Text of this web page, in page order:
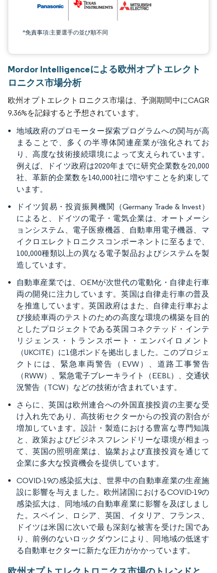
*免責事項:主要選手の並び順不同
Mordor Intelligenceによる欧州オプトエレクト
ロニクス市場分析
欧州オプトエレクトロニクス市場は、予測期間中にCAGR
9.36%を記録すると予想されています。
地域政府のプロモーター探索プログラムへの関与が高
まることで、多くの半導体関連産業が強化されてお
り、高度な技術接続環境によって支えられています。
例えば、ドイツ政府は2020年までに研究企業数を20,000
社、革新的企業数を140,000社に増やすことを約束して
います。
ドイツ貿易・投資振興機関（Germany Trade & Invest）
によると、ドイツの電子・電気企業は、オートメーシ
ョンシステム、電子医療機器、自動車用電子機器、マ
イクロエレクトロニクスコンポーネントに至るまで、
100,000種類以上の異なる電子製品およびシステムを製
造しています。
自動車産業では、OEMが次世代の電動化・自律走行車
両の開発に注力しています。英国は自律走行車の普及
を推進しています。英国政府はまた、自律走行車およ
び接続車両のテストのための高度な環境の構築を目的
としたプロジェクトである英国コネクテッド・インテ
リジェンス・トランスポート・エンバイロメント
（UKCITE）に1億ポンドを拠出しました。このプロジェ
クトには、緊急車両警告（EVW）、道路工事警告
（RWW）、緊急電子ブレーキライト（EEBL）、交通状
況警告（TCW）などの技術が含まれています。
さらに、英国は欧州連合への外国直接投資の主要な受
け入れ先であり、高技術セクターからの投資の割合が
増加しています。設計・製造における豊富な専門知識
と、政策およびビジネスフレンドリーな環境が相まっ
て、英国の照明産業は、協業および直接投資を通じて
企業に多大な投資機会を提供しています。
COVID-19の感染拡大は、世界中の自動車産業の生産施
設に影響を与えました。欧州諸国におけるCOVID-19の
感染拡大は、同地域の自動車産業に影響を及ぼしまし
た。スペイン、ロシア、英国、イタリア、フランス、
ドイツは米国に次いで最も深刻な被害を受けた国であ
り、前例のないロックダウンにより、同地域の低迷す
る自動車セクターに新たな圧力がかかっています。